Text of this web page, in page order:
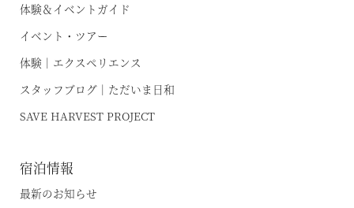
体験＆イベントガイド
イベント・ツアー
体験｜エクスペリエンス
スタッフブログ｜ただいま日和
SAVE HARVEST PROJECT
宿泊情報
最新のお知らせ